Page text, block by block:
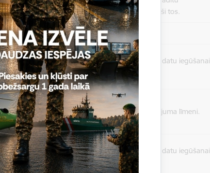
ziņojumus pēc tam, kad viņi ir izlasījuši un aizvēruši tos.
Reģistrē, ka tiek parādīts modālais logs.
Reģistrē unikālu ID, kas tiek izmantots statistisko datu iegūšanai
par to, kā apmeklētājs izmanto vietni.
Izmanto Google Analytics, lai samazinātu pieprasījuma līmeni.
Reģistrē unikālu ID, kas tiek izmantots statistisko datu iegūšanai
par to, kā apmeklētājs izmanto vietni.